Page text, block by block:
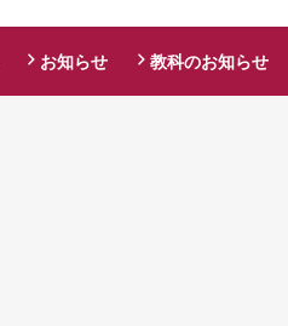
お知らせ 教科のお知らせ